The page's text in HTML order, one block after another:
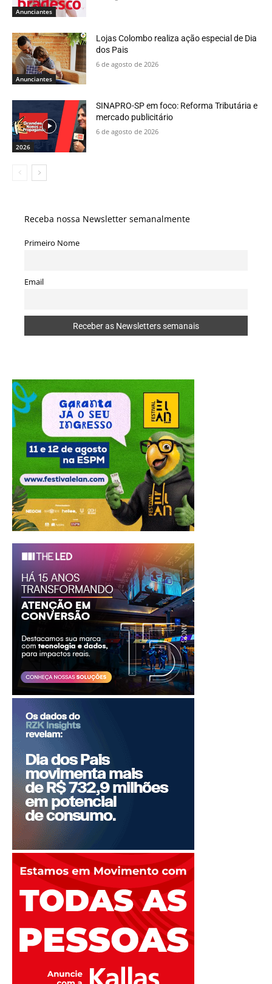
Anunciantes
Anunciantes
Lojas Colombo realiza ação especial de Dia
dos Pais
6 de agosto de 2026
2026
SINAPRO-SP em foco: Reforma Tributária e
mercado publicitário
6 de agosto de 2026
Receba nossa Newsletter semanalmente
Primeiro Nome
Email